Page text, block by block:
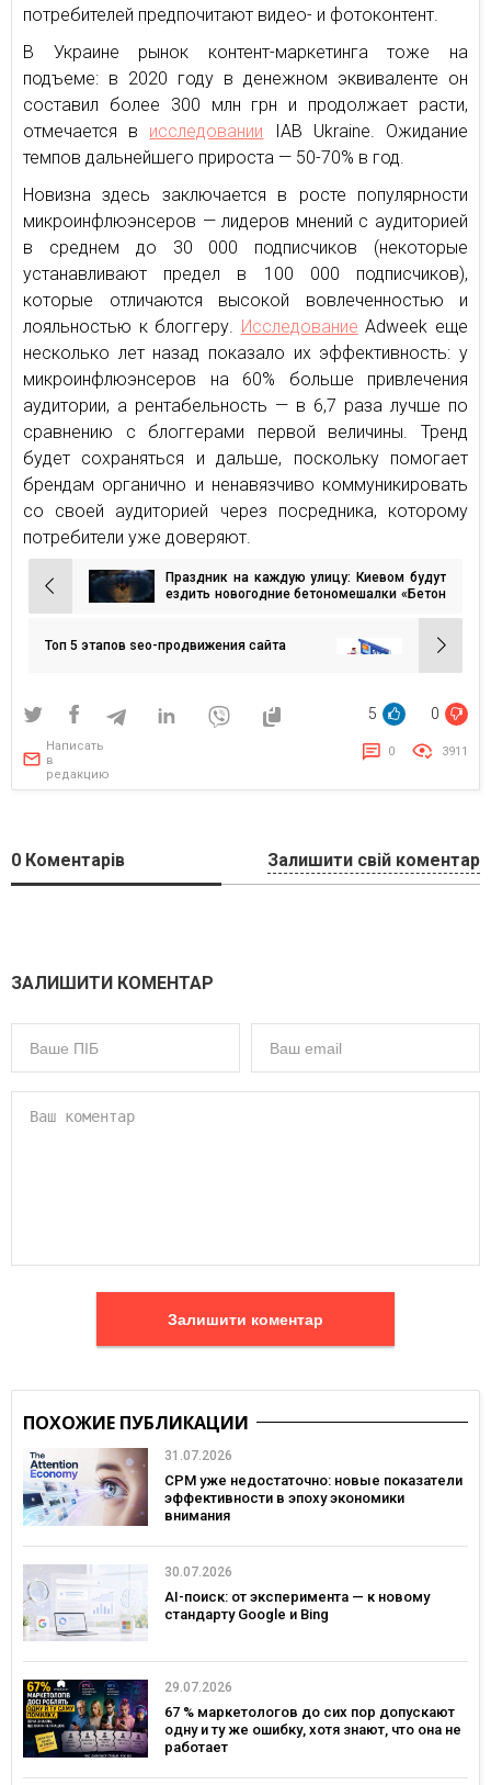
потребителей предпочитают видео- и фотоконтент.
В Украине рынок контент-маркетинга тоже на
подъеме: в 2020 году в денежном эквиваленте он
составил более 300 млн грн и продолжает расти,
отмечается в исследовании IAB Ukraine. Ожидание
темпов дальнейшего прироста — 50-70% в год.
Новизна здесь заключается в росте популярности
микроинфлюэнсеров — лидеров мнений с аудиторией
в среднем до 30 000 подписчиков (некоторые
устанавливают предел в 100 000 подписчиков),
которые отличаются высокой вовлеченностью и
лояльностью к блоггеру. Исследование Adweek еще
несколько лет назад показало их эффективность: у
микроинфлюэнсеров на 60% больше привлечения
аудитории, а рентабельность — в 6,7 раза лучше по
сравнению с блоггерами первой величины. Тренд
будет сохраняться и дальше, поскольку помогает
брендам органично и ненавязчиво коммуникировать
со своей аудиторией через посредника, которому
потребители уже доверяют.
Навигация
по
записям
Праздник на каждую улицу: Киевом будут
ездить новогодние бетономешалки «Бетон
Топ 5 этапов seo-продвижения сайта
5 0
Написать
в
редакцию
0 3911
0 Коментарів Залишити свій коментар
ЗАЛИШИТИ КОМЕНТАР
Залишити коментар
ПОХОЖИЕ ПУБЛИКАЦИИ
31.07.2026
CPM уже недостаточно: новые показатели
эффективности в эпоху экономики
внимания
30.07.2026
AI-поиск: от эксперимента — к новому
стандарту Google и Bing
29.07.2026
67 % маркетологов до сих пор допускают
одну и ту же ошибку, хотя знают, что она не
работает